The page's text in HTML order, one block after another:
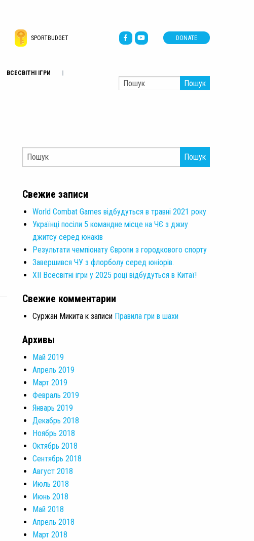
SPORTBUDGET DONATE
ВСЕСВІТНІ ІГРИ
Пошук
Пошук
Свежие записи
World Combat Games відбудуться в травні 2021 року
Українці посіли 5 командне місце на ЧЄ з джиу
джитсу серед юнаків
Результати чемпіонату Європи з городкового спорту
Завершився ЧУ з флорболу серед юніорів.
XII Всесвітні ігри у 2025 році відбудуться в Китаї!
Свежие комментарии
Суржан Микита к записи Правила гри в шахи
Архивы
Май 2019
Апрель 2019
Март 2019
Февраль 2019
Январь 2019
Декабрь 2018
Ноябрь 2018
Октябрь 2018
Сентябрь 2018
Август 2018
Июль 2018
Июнь 2018
Май 2018
Апрель 2018
Март 2018